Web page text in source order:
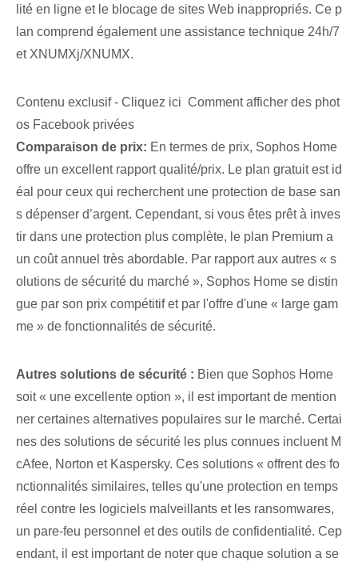
lité en ligne et le blocage de sites Web inappropriés. Ce p
lan comprend également une assistance technique 24h/7
et XNUMXj/XNUMX.
Contenu exclusif - Cliquez ici Comment afficher des phot
os Facebook privées
Comparaison de prix: En termes de prix, Sophos Home
offre un excellent rapport qualité/prix. Le plan gratuit est id
éal pour ceux qui recherchent une protection de base san
s dépenser d’argent. Cependant, si vous êtes prêt à inves
tir dans une protection plus complète, le plan Premium a
un coût annuel très abordable. Par rapport aux autres « s
olutions de sécurité du marché », Sophos Home se distin
gue par son prix compétitif et⁤ par l'offre d'une « large gam
me » de fonctionnalités de sécurité.
Autres solutions de sécurité : Bien que Sophos Home
soit « une excellente option », il est important de mention
ner certaines alternatives populaires sur le marché.‍ Certai
nes des solutions de sécurité les plus connues incluent M
cAfee, Norton et Kaspersky. Ces solutions « offrent des fo
nctionnalités similaires, telles qu'une ⁢protection en temps
réel‍ contre les logiciels malveillants et les ransomwares,
un pare-feu personnel et des outils de confidentialité. Cep
endant, il est important de noter que chaque solution a se